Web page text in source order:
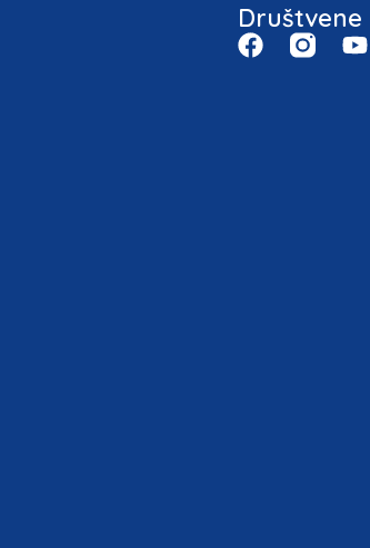
Društvene